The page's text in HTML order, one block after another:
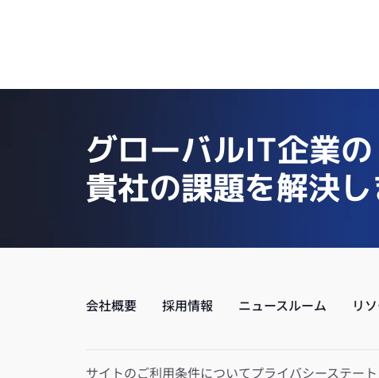
グローバルIT企業
貴社の課題を解決
会社概要 採用情報 ニュースルーム リ
サイトのご利用条件についてプライバシーステー